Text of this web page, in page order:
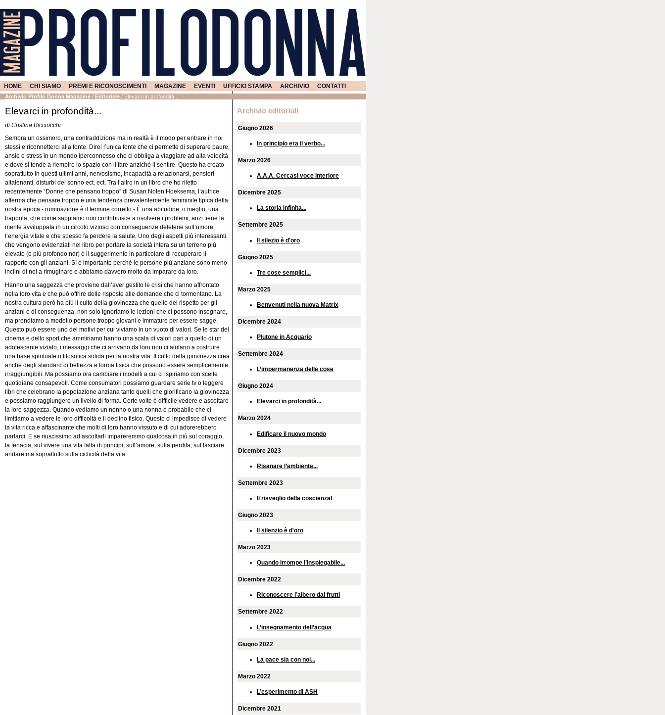
HOME CHI SIAMO PREMI E RICONOSCIMENTI MAGAZINE EVENTI UFFICIO STAMPA ARCHIVIO CONTATTI
Archivio Profilo Donna Magazine / Editoriale / Elevarci in profondità...
Elevarci in profondità...
di Cristina Bicciocchi
Sembra un ossimoro, una contraddizione ma in realtà è il modo per entrare in noi
stessi e riconnetterci alla fonte. Direi l’unica fonte che ci permette di superare paure,
ansie e stress in un mondo iperconnesso che ci obbliga a viaggiare ad alta velocità
e dove si tende a riempire lo spazio con il fare anzichè il sentire. Questo ha creato
soprattutto in questi ultimi anni, nervosismo, incapacità a relazionarsi, pensieri
altalenanti, disturbi del sonno ect. ect. Tra l’altro in un libro che ho riletto
recentemente “Donne che pensano troppo” di Susan Nolen Hoeksema, l’autrice
afferma che pensare troppo è una tendenza prevalentemente femminile tipica della
nostra epoca - ruminazione è il termine corretto - È una abitudine, o meglio, una
trappola, che come sappiamo non contribuisce a risolvere i problemi, anzi tiene la
mente avviluppata in un circolo vizioso con conseguenze deleterie sull’umore,
l’energia vitale e che spesso fa perdere la salute. Uno degli aspetti più interessanti
che vengono evidenziati nel libro per portare la società intera su un terreno più
elevato (o più profondo ndr) è il suggerimento in particolare di recuperare il
rapporto con gli anziani. Sì è importante perchè le persone più anziane sono meno
inclini di noi a rimuginare e abbiamo davvero molto da imparare da loro.
Hanno una saggezza che proviene dall’aver gestito le crisi che hanno affrontato
nella loro vita e che può offrire delle risposte alle domande che ci tormentano. La
nostra cultura però ha più il culto della giovinezza che quello del rispetto per gli
anziani e di conseguenza, non solo ignoriamo le lezioni che ci possono insegnare,
ma prendiamo a modello persone troppo giovani e immature per essere sagge.
Questo può essere uno dei motivi per cui viviamo in un vuoto di valori. Se le star del
cinema e dello sport che ammiriamo hanno una scala di valori pari a quello di un
adolescente viziato, i messaggi che ci arrivano da loro non ci aiutano a costruire
una base spirituale o filosofica solida per la nostra vita. Il culto della giovinezza crea
anche degli standard di bellezza e forma fisica che possono essere semplicemente
irraggiungibili. Ma possiamo ora cambiare i modelli a cui ci ispiriamo con scelte
quotidiane consapevoli. Come consumatori possiamo guardare serie tv o leggere
libri che celebrano la popolazione anziana tanto quelli che glorificano la giovinezza
e possiamo raggiungere un livello di forma. Certe volte è difficile vedere e ascoltare
la loro saggezza. Quando vediamo un nonno o una nonna è probabile che ci
limitiamo a vedere le loro difficoltà e il declino fisico. Questo ci impedisce di vedere
la vita ricca e affascinante che molti di loro hanno vissuto e di cui adorerebbero
parlarci. E se riuscissimo ad ascoltarli impareremmo qualcosa in più sul coraggio,
la tenacia, sul vivere una vita fatta di principi, sull’amore, sulla perdita, sul lasciare
andare ma soprattutto sulla ciclicità della vita...
Archivio editoriali
Giugno 2026
In principio era il verbo...
Marzo 2026
A.A.A. Cercasi voce interiore
Dicembre 2025
La storia infinita...
Settembre 2025
Il silezio è d'oro
Giugno 2025
Tre cose semplici...
Marzo 2025
Benvenuti nella nuova Matrix
Dicembre 2024
Plutone in Acquario
Settembre 2024
L’impermanenza delle cose
Giugno 2024
Elevarci in profondità...
Marzo 2024
Edificare il nuovo mondo
Dicembre 2023
Risanare l’ambiente...
Settembre 2023
Il risveglio della coscienza!
Giugno 2023
Il silenzio è d'oro
Marzo 2023
Quando irrompe l’inspiegabile...
Dicembre 2022
Riconoscere l’albero dai frutti
Settembre 2022
L’insegnamento dell’acqua
Giugno 2022
La pace sia con noi...
Marzo 2022
L’esperimento di ASH
Dicembre 2021